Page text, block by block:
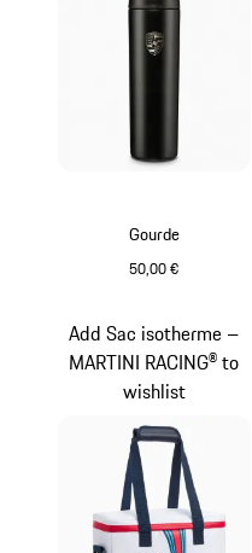
Gourde
50,00 €
Add Sac isotherme –
MARTINI RACING® to
wishlist